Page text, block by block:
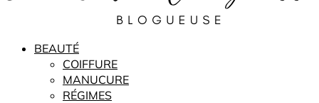
BEAUTÉ
COIFFURE
MANUCURE
RÉGIMES